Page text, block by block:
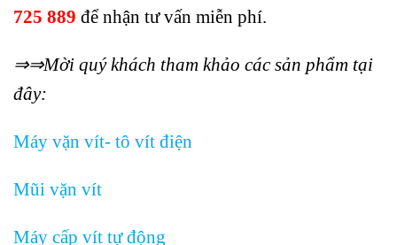
725 889 để nhận tư vấn miễn phí.
⇒⇒Mời quý khách tham khảo các sản phẩm tại
đây:
Máy vặn vít- tô vít điện
Mũi vặn vít
Máy cấp vít tự động